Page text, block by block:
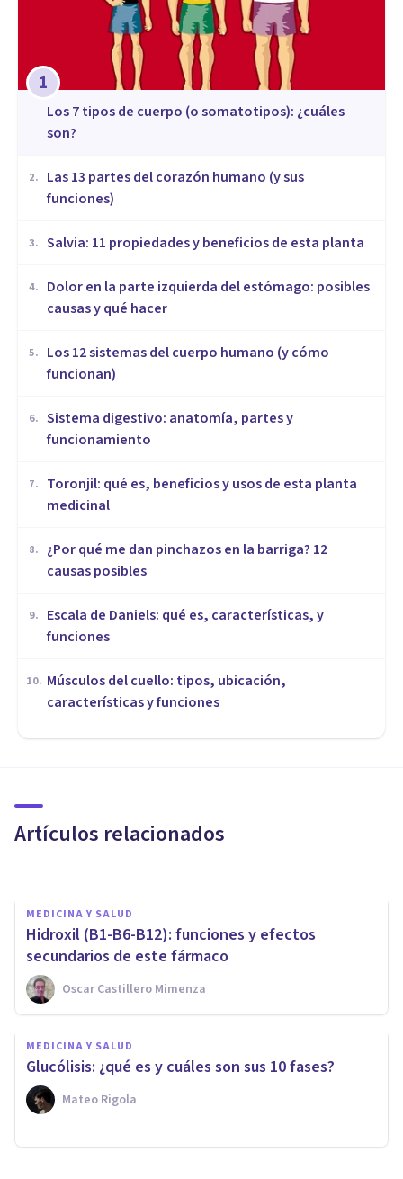
1
​Los 7 tipos de cuerpo (o somatotipos): ¿cuáles
son?
2.
Las 13 partes del corazón humano (y sus
funciones)
3. Salvia: 11 propiedades y beneficios de esta planta
4.
Dolor en la parte izquierda del estómago: posibles
causas y qué hacer
5.
Los 12 sistemas del cuerpo humano (y cómo
funcionan)
6. Sistema digestivo: anatomía, partes y
funcionamiento
7.
Toronjil: qué es, beneficios y usos de esta planta
medicinal
8.
¿Por qué me dan pinchazos en la barriga? 12
causas posibles
9.
Escala de Daniels: qué es, características, y
funciones
10. Músculos del cuello: tipos, ubicación,
características y funciones
Artículos relacionados
Escorbuto: síntomas, causas y
enfermedad
MEDICINA Y SALUD
Hidroxil (B1-B6-B12): funciones y efectos
secundarios de este fármaco
Oscar Castillero Mimenza
MEDICINA Y SALUD
Glucólisis: ¿qué es y cuáles son sus 10 fases?
Mateo Rigola
MEDICINA Y SALUD
​Tengo muchos gases: 12
remedios para dejar de
sufrirlos